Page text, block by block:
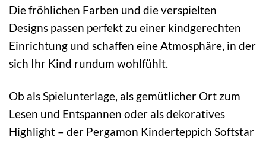
Die fröhlichen Farben und die verspielten
Designs passen perfekt zu einer kindgerechten
Einrichtung und schaffen eine Atmosphäre, in der
sich Ihr Kind rundum wohlfühlt.
Ob als Spielunterlage, als gemütlicher Ort zum
Lesen und Entspannen oder als dekoratives
Highlight – der Pergamon Kinderteppich Softstar